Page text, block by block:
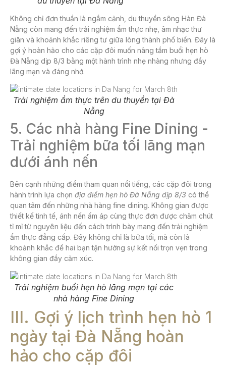
Không chỉ đơn thuần là ngắm cảnh, du thuyền sông Hàn Đà
Nẵng còn mang đến trải nghiệm ẩm thực nhẹ, âm nhạc thư
giãn và khoảnh khắc riêng tư giữa lòng thành phố biển. Đây là
gợi ý hoàn hảo cho các cặp đôi muốn nâng tầm buổi hẹn hò
Đà Nẵng dịp 8/3 bằng một hành trình nhẹ nhàng nhưng đầy
lãng mạn và đáng nhớ.
Trải nghiệm ẩm thực trên du thuyền tại Đà
Nẵng
5. Các nhà hàng Fine Dining -
Trải nghiệm bữa tối lãng mạn
dưới ánh nến
Bên cạnh những điểm tham quan nổi tiếng, các cặp đôi trong
hành trình lựa chọn địa điểm hẹn hò Đà Nẵng dịp 8/3 có thể
quan tâm đến những nhà hàng fine dining. Không gian được
thiết kế tinh tế, ánh nến ấm áp cùng thực đơn được chăm chút
tỉ mỉ từ nguyên liệu đến cách trình bày mang đến trải nghiệm
ẩm thực đẳng cấp. Đây không chỉ là bữa tối, mà còn là
khoảnh khắc để hai bạn tận hưởng sự kết nối trọn vẹn trong
không gian đầy cảm xúc.
Trải nghiệm buổi hẹn hò lãng mạn tại các
nhà hàng Fine Dining
III. Gợi ý lịch trình hẹn hò 1
ngày tại Đà Nẵng hoàn
hảo cho cặp đôi